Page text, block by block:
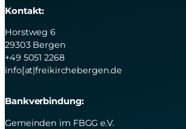
Kontakt:
Horstweg 6
29303 Bergen
+49 5051 2268
info[at|freikirchebergen.de
Bankverbindung:
Gemeinden im FBGG e.V.